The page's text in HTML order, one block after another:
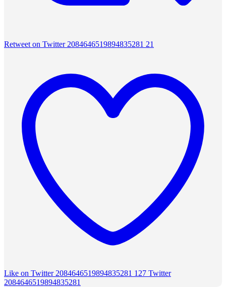
Retweet on Twitter 2084646519894835281 21
Like on Twitter 2084646519894835281 127 Twitter
2084646519894835281